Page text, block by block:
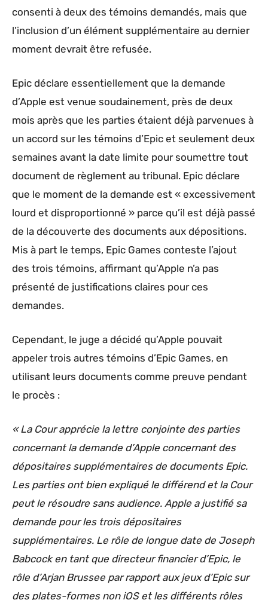
consenti à deux des témoins demandés, mais que
l’inclusion d’un élément supplémentaire au dernier
moment devrait être refusée.
Epic déclare essentiellement que la demande
d’Apple est venue soudainement, près de deux
mois après que les parties étaient déjà parvenues à
un accord sur les témoins d’Epic et seulement deux
semaines avant la date limite pour soumettre tout
document de règlement au tribunal. Epic déclare
que le moment de la demande est « excessivement
lourd et disproportionné » parce qu’il est déjà passé
de la découverte des documents aux dépositions.
Mis à part le temps, Epic Games conteste l’ajout
des trois témoins, affirmant qu’Apple n’a pas
présenté de justifications claires pour ces
demandes.
Cependant, le juge a décidé qu’Apple pouvait
appeler trois autres témoins d’Epic Games, en
utilisant leurs documents comme preuve pendant
le procès :
« La Cour apprécie la lettre conjointe des parties
concernant la demande d’Apple concernant des
dépositaires supplémentaires de documents Epic.
Les parties ont bien expliqué le différend et la Cour
peut le résoudre sans audience. Apple a justifié sa
demande pour les trois dépositaires
supplémentaires. Le rôle de longue date de Joseph
Babcock en tant que directeur financier d’Epic, le
rôle d’Arjan Brussee par rapport aux jeux d’Epic sur
des plates-formes non iOS et les différents rôles